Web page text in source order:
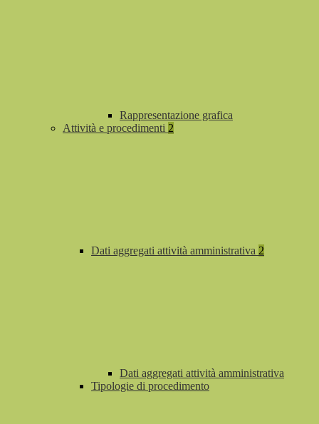
Rappresentazione grafica
Attività e procedimenti 2
Dati aggregati attività amministrativa 2
Dati aggregati attività amministrativa
Tipologie di procedimento